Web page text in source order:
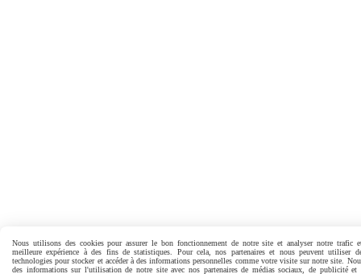
Nous utilisons des cookies pour assurer le bon fonctionnement de notre site et analyser notre trafic
meilleure expérience à des fins de statistiques. Pour cela, nos partenaires et nous peuvent utiliser
technologies pour stocker et accéder à des informations personnelles comme votre visite sur notre site.
des informations sur l'utilisation de notre site avec nos partenaires de médias sociaux, de publicité et